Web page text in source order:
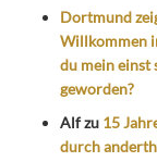
Dortmund
Willkommen
du mein einst
geworden?
Alfzu 15
durch